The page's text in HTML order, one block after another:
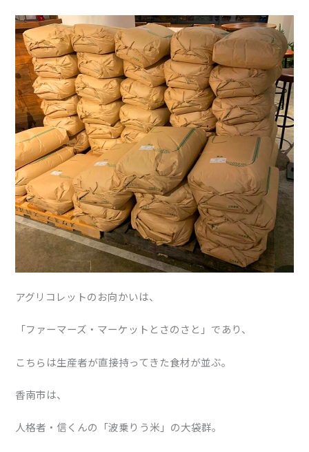
アグリコレットのお向かいは、
「ファーマーズ・マーケットとさのさと」であり、
こちらは生産者が直接持ってきた食材が並ぶ。
香南市は、
人格者・信くんの「波乗りう米」の大袋群。